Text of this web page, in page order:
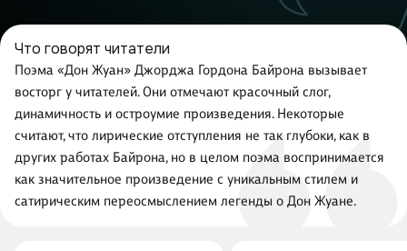
Что говорят читатели
Поэма «Дон Жуан» Джорджа Гордона Байрона вызывает
восторг у читателей. Они отмечают красочный слог,
динамичность и остроумие произведения. Некоторые
считают, что лирические отступления не так глубоки, как в
других работах Байрона, но в целом поэма воспринимается
как значительное произведение с уникальным стилем и
сатирическим переосмыслением легенды о Дон Жуане.